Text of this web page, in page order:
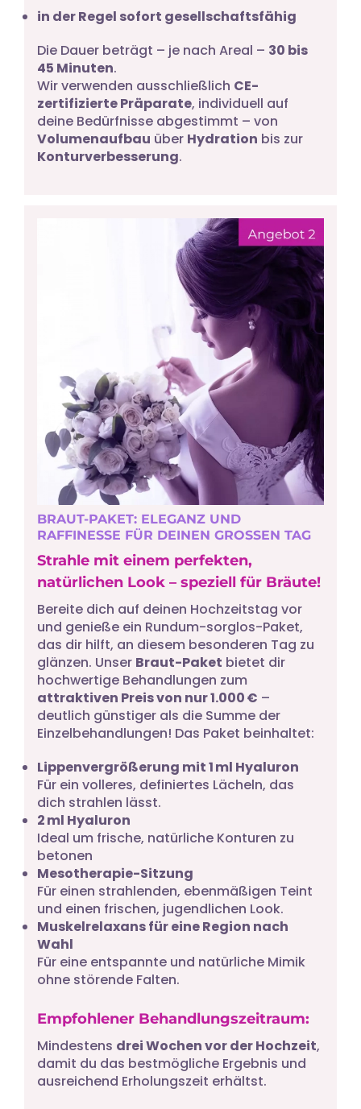
in der Regel sofort gesellschaftsfähig
Die Dauer beträgt – je nach Areal – 30 bis
45 Minuten.
Wir verwenden ausschließlich CE-
zertifizierte Präparate, individuell auf
deine Bedürfnisse abgestimmt – von
Volumenaufbau über Hydration bis zur
Konturverbesserung.
BRAUT-PAKET: ELEGANZ UND
RAFFINESSE FÜR DEINEN GROSSEN TAG
Strahle mit einem perfekten,
natürlichen Look – speziell für Bräute!
Bereite dich auf deinen Hochzeitstag vor
und genieße ein Rundum-sorglos-Paket,
das dir hilft, an diesem besonderen Tag zu
glänzen. Unser Braut-Paket bietet dir
hochwertige Behandlungen zum
attraktiven Preis von nur 1.000 € –
deutlich günstiger als die Summe der
Einzelbehandlungen! Das Paket beinhaltet:
Lippenvergrößerung mit 1 ml Hyaluron
Für ein volleres, definiertes Lächeln, das
dich strahlen lässt.
2 ml Hyaluron
Ideal um frische, natürliche Konturen zu
betonen
Mesotherapie-Sitzung
Für einen strahlenden, ebenmäßigen Teint
und einen frischen, jugendlichen Look.
Muskelrelaxans für eine Region nach
Wahl
Für eine entspannte und natürliche Mimik
ohne störende Falten.
Empfohlener Behandlungszeitraum:
Mindestens drei Wochen vor der Hochzeit,
damit du das bestmögliche Ergebnis und
ausreichend Erholungszeit erhältst.